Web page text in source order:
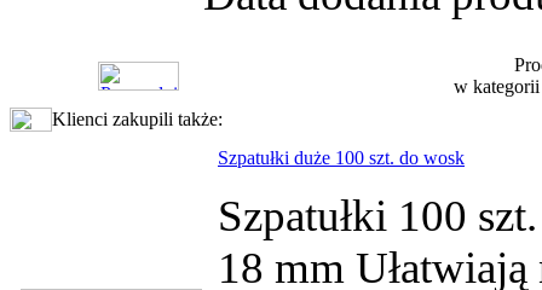
w
Klienci zakupili także:
Szpatułki duże 100 szt. do wosk
Szpatułki 100
18 mm